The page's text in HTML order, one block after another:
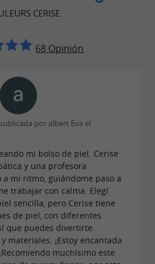
totes, carteras,
postales!
demostrando su
en lugar de
zapatos, asientos de
2020,Cerise recibe
taller en Arbonne
Ofrececuatro
para ayudarte a
CERISE
68 Opinión
por albert Eva el
mi bolso de piel. Cerise
y una profesora
a mi ritmo, guiándome paso a
trabajar con calma. Elegí
sencilla, pero Cerise tiene
de piel, con diferentes
que puedes divertirte
materiales. ¡Estoy encantada
muchísimo este